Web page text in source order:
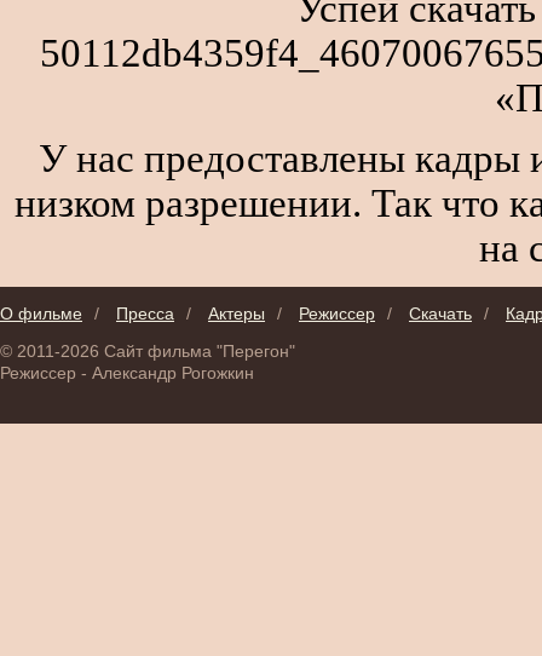
У нас предоставлены кадры
низком разрешении. Так что
на
О фильме / Пресса / Актеры / Режиссер / Скачать /
© 2011-2026 Сайт фильма "Перегон"
Режиссер - Александр Рогожкин